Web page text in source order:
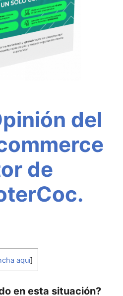
del
de
aquí]
en esta situación?